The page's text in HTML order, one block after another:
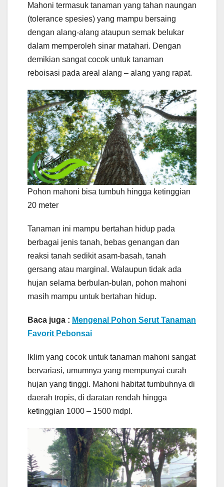
Mahoni termasuk tanaman yang tahan naungan
(tolerance spesies) yang mampu bersaing
dengan alang-alang ataupun semak belukar
dalam memperoleh sinar matahari. Dengan
demikian sangat cocok untuk tanaman
reboisasi pada areal alang – alang yang rapat.
Pohon mahoni bisa tumbuh hingga ketinggian
20 meter
Tanaman ini mampu bertahan hidup pada
berbagai jenis tanah, bebas genangan dan
reaksi tanah sedikit asam-basah, tanah
gersang atau marginal. Walaupun tidak ada
hujan selama berbulan-bulan, pohon mahoni
masih mampu untuk bertahan hidup.
Baca juga : Mengenal Pohon Serut Tanaman
Favorit Pebonsai
Iklim yang cocok untuk tanaman mahoni sangat
bervariasi, umumnya yang mempunyai curah
hujan yang tinggi. Mahoni habitat tumbuhnya di
daerah tropis, di daratan rendah hingga
ketinggian 1000 – 1500 mdpl.